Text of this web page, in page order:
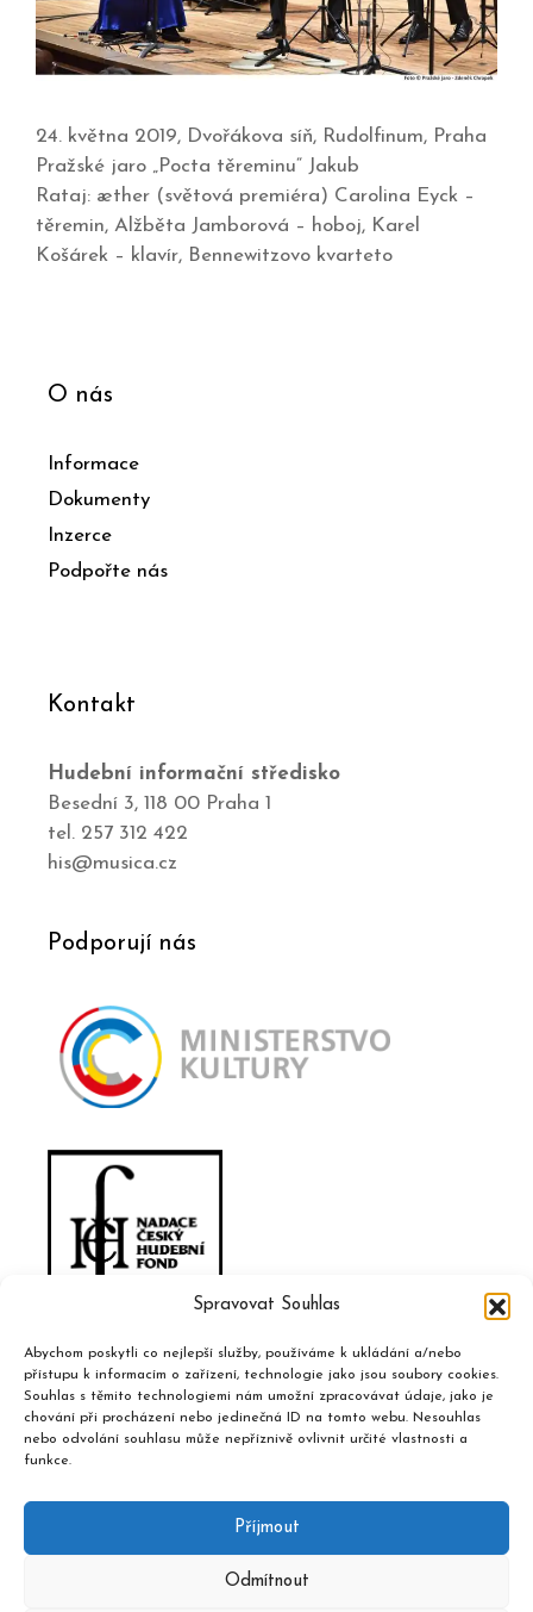
Spravovat Souhlas
Abychom poskytli co nejlepší služby, používáme k ukládání a/nebo
přístupu k informacím o zařízení, technologie jako jsou soubory cookies.
Souhlas s těmito technologiemi nám umožní zpracovávat údaje, jako je
chování při procházení nebo jedinečná ID na tomto webu. Nesouhlas
nebo odvolání souhlasu může nepříznivě ovlivnit určité vlastnosti a
funkce.
Příjmout
Odmítnout
24. května 2019, Dvořákova síň, Rudolfinum, Praha
Pražské jaro „Pocta těreminu“ Jakub
Rataj: æther (světová premiéra) Carolina Eyck –
těremin, Alžběta Jamborová – hoboj, Karel
Košárek – klavír, Bennewitzovo kvarteto
O nás
Informace
Dokumenty
Inzerce
Podpořte nás
Kontakt
Hudební informační středisko
Besední 3, 118 00 Praha 1
tel. 257 312 422
his@musica.cz
Podporují nás